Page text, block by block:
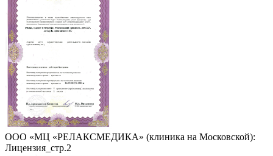
ООО «МЦ «РЕЛАКСМЕДИКА» (клиника на Московской):
Лицензия_стр.2